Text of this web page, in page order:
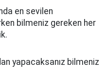
en sevilen
bilmeniz gereken her
yapacaksanız bilmeniz